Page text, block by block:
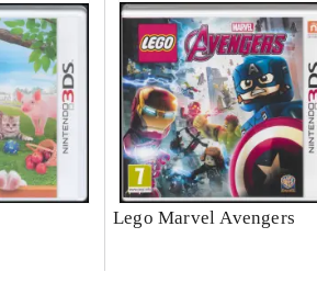
Lego Marvel Avengers